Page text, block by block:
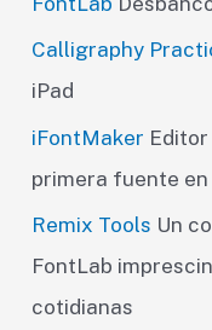
Calligraphy
iPad
iFontMaker
primera fuente en
Remix Tools Un
FontLab
cotidianas